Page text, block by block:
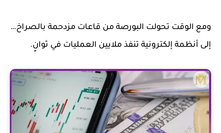
ومع الوقت تحولت البورصة من قاعات مزدحمة بالصراخ…
إلى أنظمة إلكترونية تنفذ ملايين العمليات في ثوانٍ.